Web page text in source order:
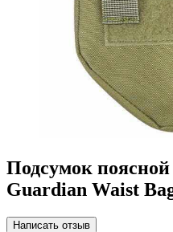
Подсумок
Guardian Waist
Написать отзыв